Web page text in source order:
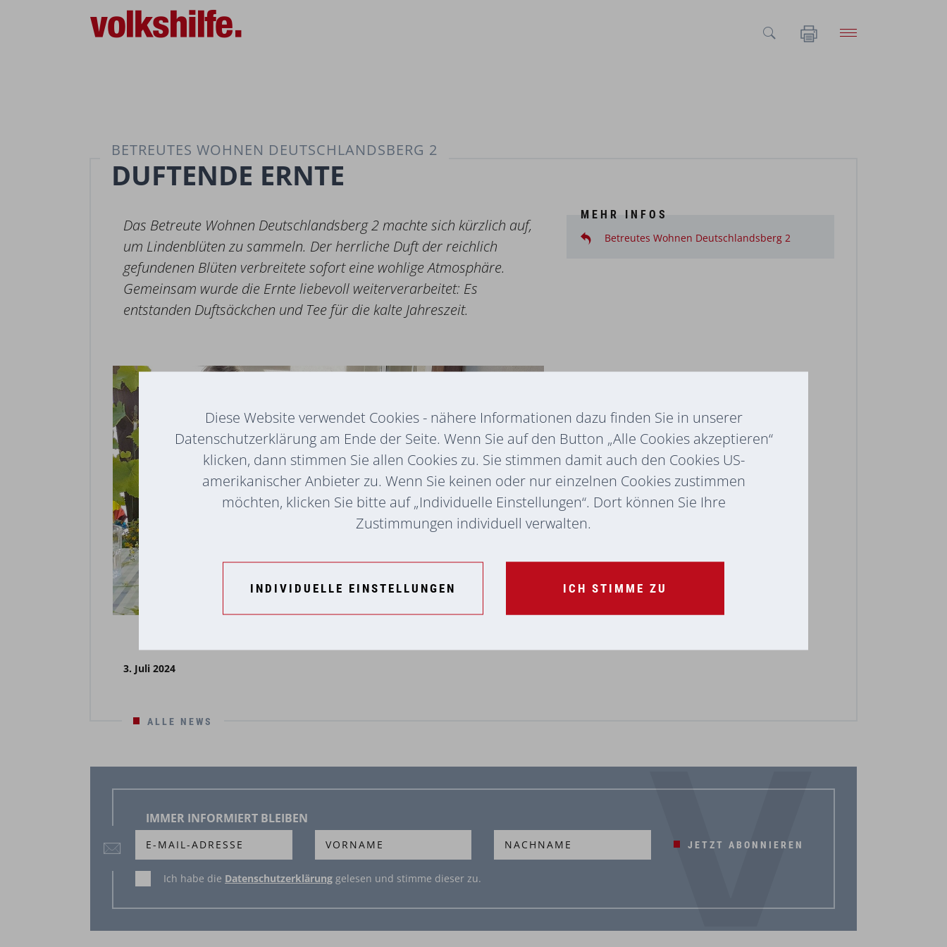
BETREUTES WOHNEN DEUTSCHLANDSBERG 2
DUFTENDE ERNTE
Das Betreute Wohnen Deutschlandsberg 2 machte sich kürzlich auf,
um Lindenblüten zu sammeln. Der herrliche Duft der reichlich
gefundenen Blüten verbreitete sofort eine wohlige Atmosphäre.
Gemeinsam wurde die Ernte liebevoll weiterverarbeitet: Es
entstanden Duftsäckchen und Tee für die kalte Jahreszeit.
3. Juli 2024
MEHR INFOS
Betreutes Wohnen Deutschlandsberg 2
ALLE NEWS
IMMER INFORMIERT BLEIBEN
JETZT ABONNIEREN
Ich habe die Datenschutzerklärung gelesen und stimme dieser zu.
Diese Website verwendet Cookies - nähere Informationen dazu finden Sie in unserer
Datenschutzerklärung am Ende der Seite. Wenn Sie auf den Button „Alle Cookies akzeptieren“
klicken, dann stimmen Sie allen Cookies zu. Sie stimmen damit auch den Cookies US-
amerikanischer Anbieter zu. Wenn Sie keinen oder nur einzelnen Cookies zustimmen
möchten, klicken Sie bitte auf „Individuelle Einstellungen“. Dort können Sie Ihre
Zustimmungen individuell verwalten.
INDIVIDUELLE EINSTELLUNGEN ICH STIMME ZU